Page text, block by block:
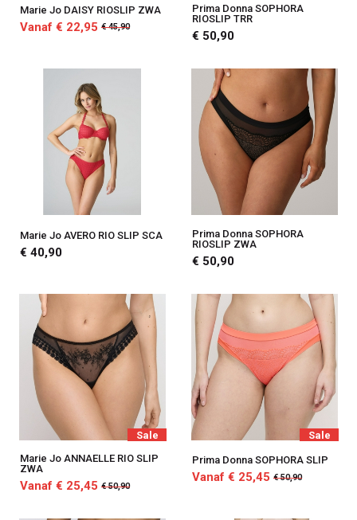
Marie Jo DAISY RIOSLIP ZWA
Vanaf € 22,95 € 45,90
Prima Donna SOPHORA
RIOSLIP TRR
€ 50,90
Marie Jo AVERO RIO SLIP SCA
€ 40,90
Prima Donna SOPHORA
RIOSLIP ZWA
€ 50,90
Sale
Marie Jo ANNAELLE RIO SLIP
ZWA
Vanaf € 25,45 € 50,90
Sale
Prima Donna SOPHORA SLIP
Vanaf € 25,45 € 50,90